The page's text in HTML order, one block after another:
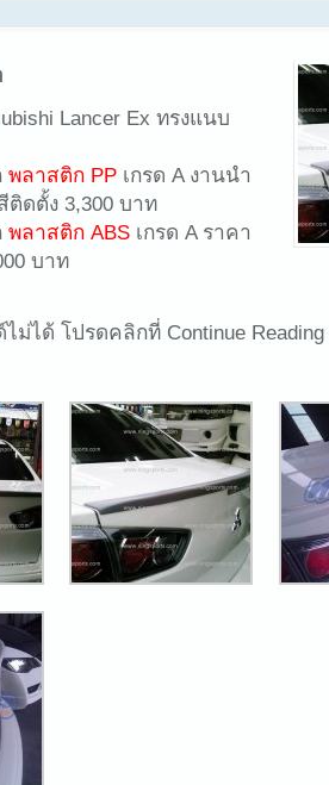
Lancer Ex ทรงแนบ
พลาสติก PP เกรด A งานนำ
ติดตั้ง 3,300 บาท
พลาสติก ABS เกรด A ราคา
บาท
ม่ได้ โปรดคลิกที่ Continue Reading